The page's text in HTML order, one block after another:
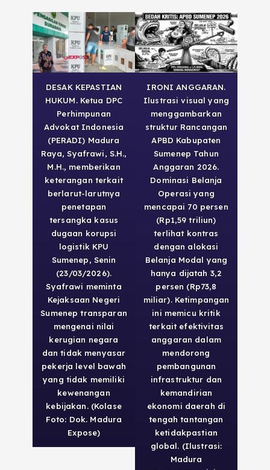
DESAK KEPASTIAN
HUKUM. Ketua DPC
Perhimpunan
Advokat Indonesia
(PERADI) Madura
Raya, Syafrawi, S.H.,
M.H., memberikan
keterangan terkait
berlarut-larutnya
penetapan
tersangka kasus
dugaan korupsi
logistik KPU
Sumenep, Senin
(23/03/2026).
Syafrawi meminta
Kejaksaan Negeri
Sumenep transparan
mengenai nilai
kerugian negara
dan tidak menyasar
pekerja level bawah
yang tidak memiliki
kewenangan
kebijakan. (Kolase
Foto: Dok. Madura
Expose)
IRONI ANGGARAN.
Ilustrasi visual yang
menggambarkan
struktur Rancangan
APBD Kabupaten
Sumenep Tahun
Anggaran 2026.
Dominasi Belanja
Operasi yang
mencapai 70 persen
(Rp1,59 triliun)
terlihat kontras
dengan alokasi
Belanja Modal yang
hanya dijatah 3,2
persen (Rp73,8
miliar). Ketimpangan
ini memicu kritik
terkait efektivitas
anggaran dalam
mendorong
pembangunan
infrastruktur dan
kemandirian
ekonomi daerah di
tengah tantangan
ketidakpastian
global. (Ilustrasi:
Madura